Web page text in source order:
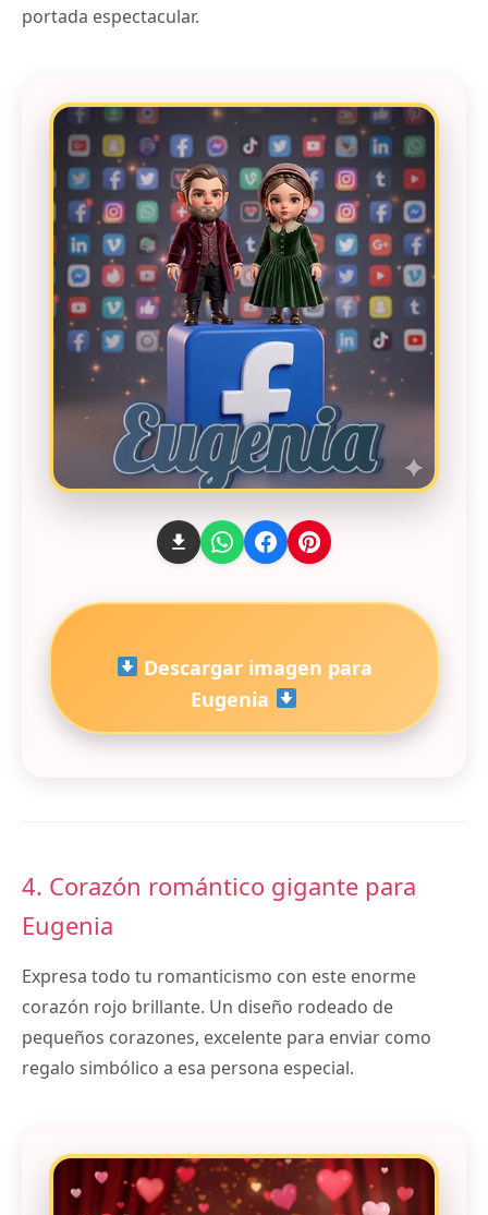
portada espectacular.
Descargar imagen para
Eugenia
4. Corazón romántico gigante para
Eugenia
Expresa todo tu romanticismo con este enorme
corazón rojo brillante. Un diseño rodeado de
pequeños corazones, excelente para enviar como
regalo simbólico a esa persona especial.